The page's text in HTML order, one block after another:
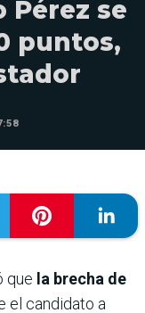
Pérez se
puntos,
que la brecha de
el candidato a